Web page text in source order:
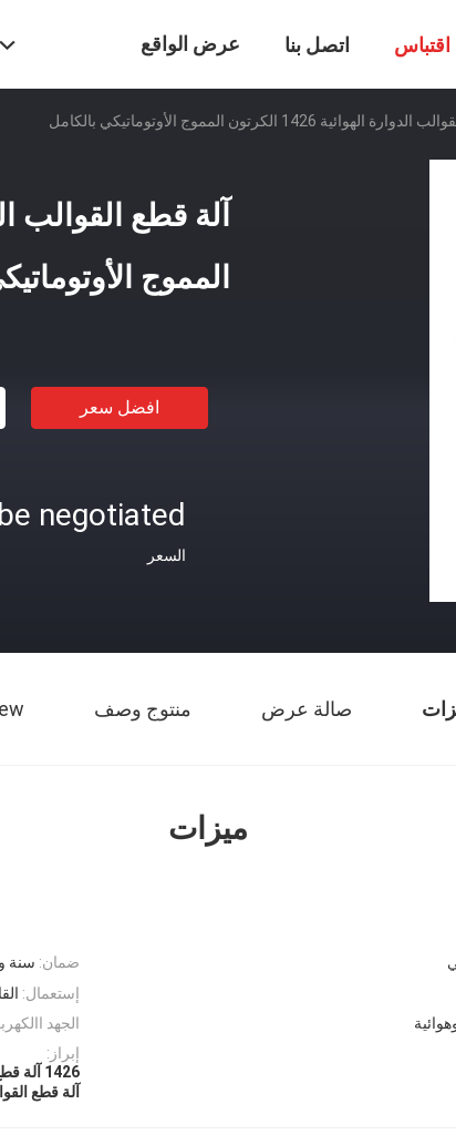
عرض الواقع
الافتراضي
اتصل بنا
1426 الكرتون المموج الأوتوماتيكي بالكامل
المموج
افضل سعر
negotiated
السعر
صالة عرض منتوج وصف
ميزات
ضمان: سنة
إستعمال:
الجهد
إبراز:
1426 آلة قطع القوالب الدوارة
آلة قطع